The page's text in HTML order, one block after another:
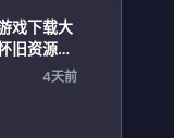
戏下载大
旧资源推
攻略汇总
4天前